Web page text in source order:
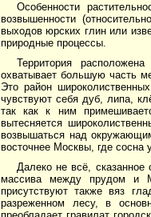
Особенности
возвышенности
выходов юрских глин или
природные процессы.
Территория
охватывает большую часть
Это район
чувствуют себя дуб, липа,
так как к ним
вытесняется
возвышаться над
восточнее Москвы, где сосна
Далеко не всё,
массива между прудом и
присутствуют также вяз
разреженном лесу, в